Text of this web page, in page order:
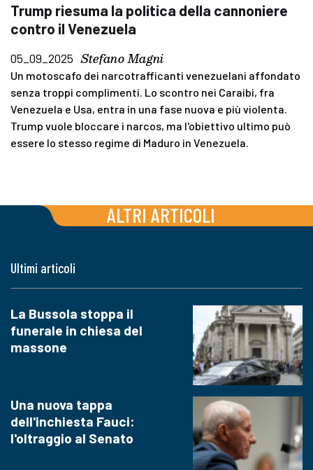
Trump riesuma la politica della cannoniere
contro il Venezuela
05_09_2025 Stefano Magni
Un motoscafo dei narcotrafficanti venezuelani affondato
senza troppi complimenti. Lo scontro nei Caraibi, fra
Venezuela e Usa, entra in una fase nuova e più violenta.
Trump vuole bloccare i narcos, ma l'obiettivo ultimo può
essere lo stesso regime di Maduro in Venezuela.
ALTRI ARTICOLI
Ultimi articoli
La Bussola stoppa il
funerale in chiesa del
massone
Una nuova tappa
dell'inchiesta Fauci:
l'oltraggio al Senato